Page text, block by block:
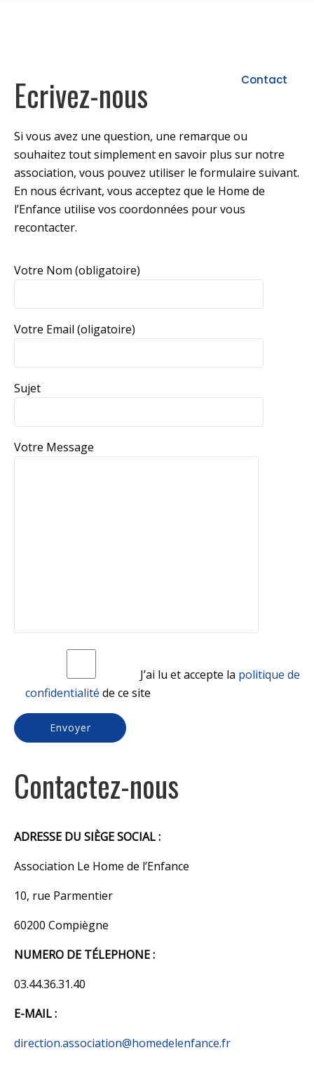
Contact
Ecrivez-nous
Si vous avez une question, une remarque ou
souhaitez tout simplement en savoir plus sur notre
association, vous pouvez utiliser le formulaire suivant.
En nous écrivant, vous acceptez que le Home de
l’Enfance utilise vos coordonnées pour vous
recontacter.
Votre Nom (obligatoire)
Votre Email (oligatoire)
Sujet
Votre Message
J’ai lu et accepte la politique de
confidentialité de ce site
Contactez-nous
ADRESSE DU SIÈGE SOCIAL :
Association Le Home de l’Enfance
10, rue Parmentier
60200 Compiègne
NUMERO DE TÉLEPHONE :
03.44.36.31.40
E-MAIL :
direction.association@homedelenfance.fr